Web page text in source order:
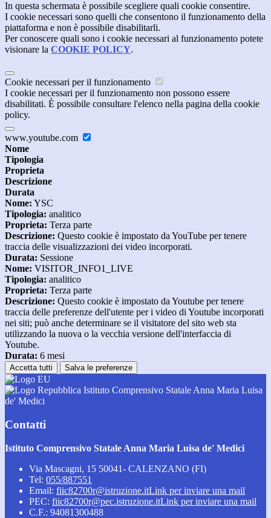
In questa schermata è possibile scegliere quali cookie consentire.
I cookie necessari sono quelli che consentono il funzionamento della
piattaforma e non è possibile disabilitarli.
Per conoscere quali sono i cookie necessari al funzionamento potete
visionare la COOKIE POLICY.
Cookie necessari per il funzionamento
I cookie necessari per il funzionamento non possono essere
disabilitati. È possibile consultare l'elenco nella pagina della cookie
policy.
www.youtube.com
Nome
Tipologia
Proprieta
Descrizione
Durata
Nome: YSC
Tipologia: analitico
Proprieta: Terza parte
Descrizione: Questo cookie è impostato da YouTube per tenere
traccia delle visualizzazioni dei video incorporati.
Durata: Sessione
Nome: VISITOR_INFO1_LIVE
Tipologia: analitico
Proprieta: Terza parte
Descrizione: Questo cookie è impostato da Youtube per tenere
traccia delle preferenze dell'utente per i video di Youtube incorporati
nei siti; può anche determinare se il visitatore del sito web sta
utilizzando la nuova o la vecchia versione dell'interfaccia di
Youtube.
Durata: 6 mesi
Accetta tutti Salva le preferenze
Istituto Comprensivo Statale Anna Maria Luisa
de' Medici
Contatti
Istituto Comprensivo Statale Anna Maria Luisa de' Medici
Via Mascagni, 15 50041- CALENZANO (FI)
Tel: 055/887551
Email: fiic82700r@istruzione.itLink per inviare una mail
PEC: fiic82700r@pec.istruzione.itLink per inviare una mail
C.F.: 94081300488